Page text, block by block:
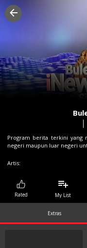
Program berita terkini yang
negeri maupun luar negeri
Artis:
Rated My List
Extras